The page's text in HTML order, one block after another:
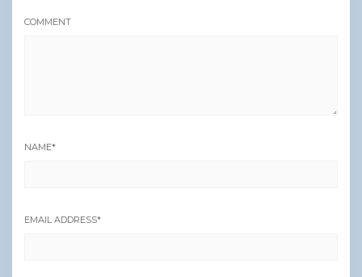
COMMENT
NAME*
EMAIL ADDRESS*